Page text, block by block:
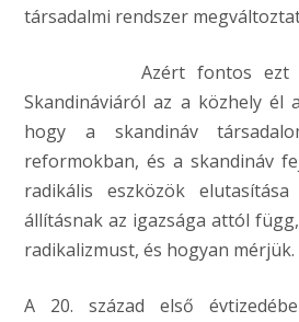
társadalmi rendszer
Azért fontos ezt
Skandináviáról az a közhely él
hogy a skandináv
reformokban, és a skandináv
radikális eszközök
állításnak az igazsága attól
radikalizmust, és hogyan mérjük.
A 20. század első